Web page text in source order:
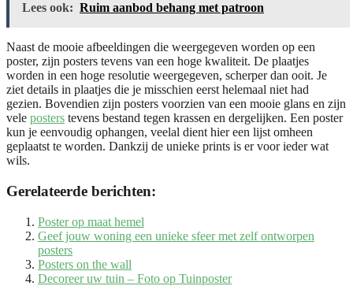
Lees ook: Ruim aanbod behang met patroon
Naast de mooie afbeeldingen die weergegeven worden op een
poster, zijn posters tevens van een hoge kwaliteit. De plaatjes
worden in een hoge resolutie weergegeven, scherper dan ooit. Je
ziet details in plaatjes die je misschien eerst helemaal niet had
gezien. Bovendien zijn posters voorzien van een mooie glans en zijn
vele posters tevens bestand tegen krassen en dergelijken. Een poster
kun je eenvoudig ophangen, veelal dient hier een lijst omheen
geplaatst te worden. Dankzij de unieke prints is er voor ieder wat
wils.
Gerelateerde berichten:
Poster op maat hemel
Geef jouw woning een unieke sfeer met zelf ontworpen
posters
Posters on the wall
Decoreer uw tuin – Foto op Tuinposter